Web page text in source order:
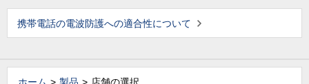
携帯電話の電波防護への適合性について